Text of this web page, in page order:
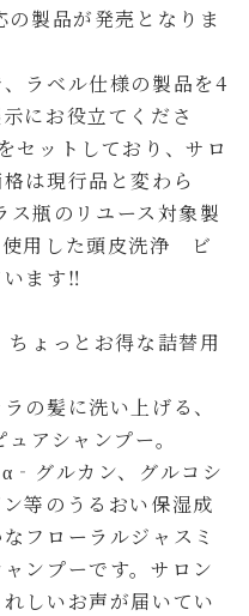
製品が発売となりま
ラベル仕様の製品を4
にお役立てくださ
セットしており、サロ
は現行品と変わら
瓶のリユース対象製
使用した頭皮洗浄 ビ
ます‼
ょっとお得な詰替用
の髪に洗い上げる、
アシャンプー。
グルカン、グルコシ
等のうるおい保湿成
フローラルジャスミ
ンプーです。サロン
しいお声が届いてい